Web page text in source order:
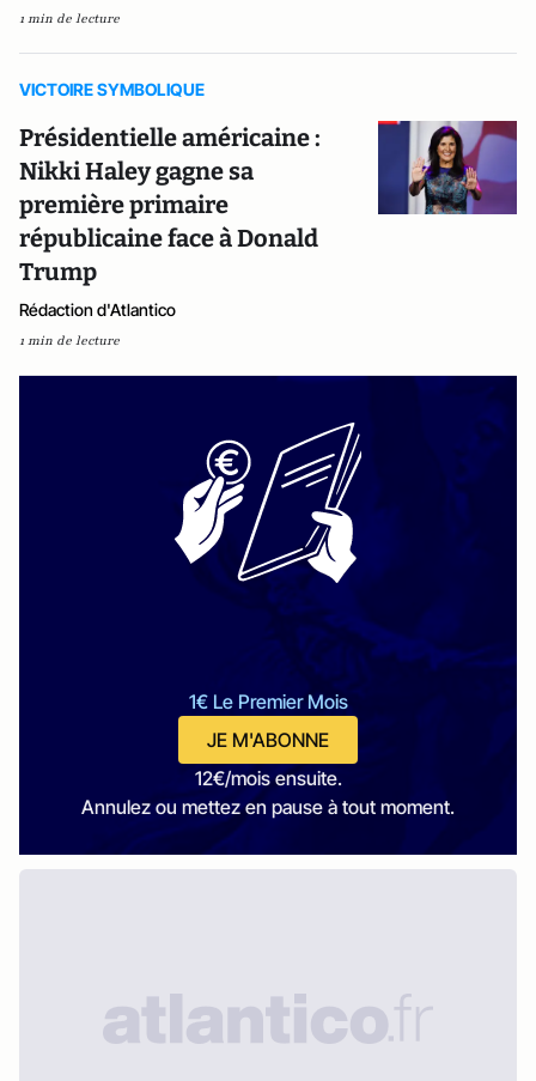
1 min de lecture
VICTOIRE SYMBOLIQUE
Présidentielle américaine :
Nikki Haley gagne sa
première primaire
républicaine face à Donald
Trump
Rédaction d'Atlantico
1 min de lecture
1€ Le Premier Mois
JE M'ABONNE
12€/mois ensuite.
Annulez ou mettez en pause à tout moment.